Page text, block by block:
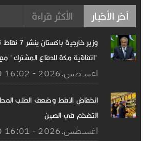
آخر الأخبار الأكثر قراءة
وزير خارجية
"اتفاقية مكة للدفاع المشترك"
10 اغســطس.2026 - 16:02
انخفاض النفط وضعف الطلب
التضخم في الصين
10 اغســطس.2026 - 16:01